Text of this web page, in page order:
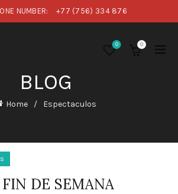
NUMBER: +77 (756) 334 876
0 0
BLOG
Home Espectaculos
DE SEMANA